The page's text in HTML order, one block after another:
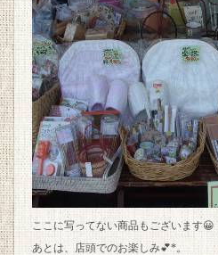
ここに写ってない商品もございます😀
あとは、店頭でのお楽しみ💕*。